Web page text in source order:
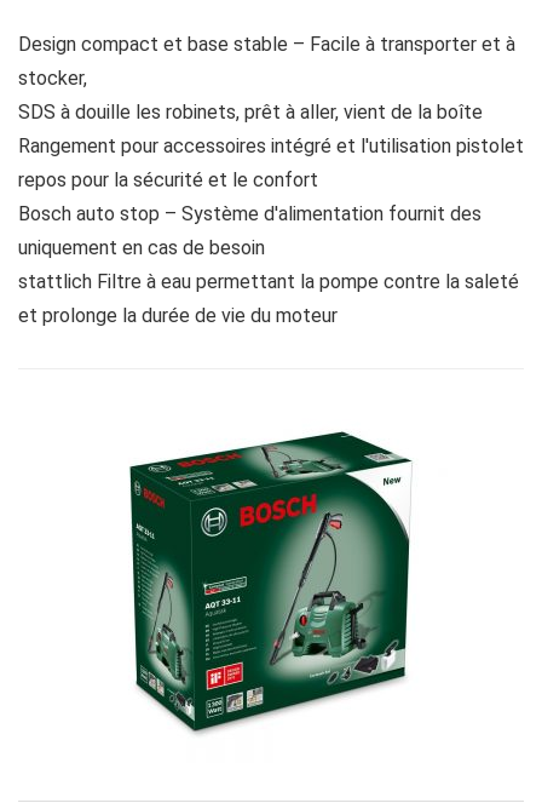
Design compact et base stable – Facile à transporter et à
stocker,
SDS à douille les robinets, prêt à aller, vient de la boîte
Rangement pour accessoires intégré et l'utilisation pistolet
repos pour la sécurité et le confort
Bosch auto stop – Système d'alimentation fournit des
uniquement en cas de besoin
stattlich Filtre à eau permettant la pompe contre la saleté
et prolonge la durée de vie du moteur